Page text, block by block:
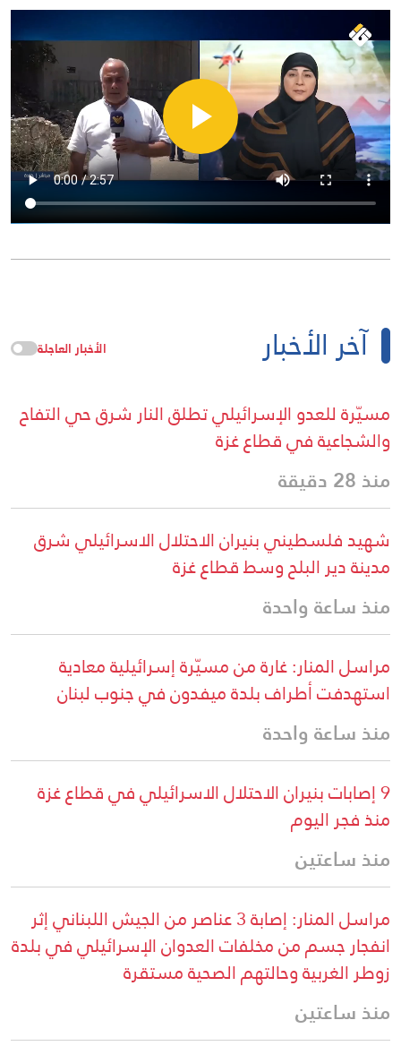
آخر الأخبار الأخبار العاجلة
مسيّرة للعدو الإسرائيلي تطلق النار شرق حي التفاح
والشجاعية في قطاع غزة
منذ 28 دقيقة
شهيد فلسطيني بنيران الاحتلال الاسرائيلي شرق
مدينة دير البلح وسط قطاع غزة
منذ ساعة واحدة
مراسل المنار: غارة من مسيّرة إسرائيلية معادية
استهدفت أطراف بلدة ميفدون في جنوب لبنان
منذ ساعة واحدة
9 إصابات بنيران الاحتلال الاسرائيلي في قطاع غزة
منذ فجر اليوم
منذ ساعتين
مراسل المنار: إصابة 3 عناصر من الجيش اللبناني إثر
انفجار جسم من مخلفات العدوان الإسرائيلي في بلدة
زوطر الغربية وحالتهم الصحية مستقرة
منذ ساعتين